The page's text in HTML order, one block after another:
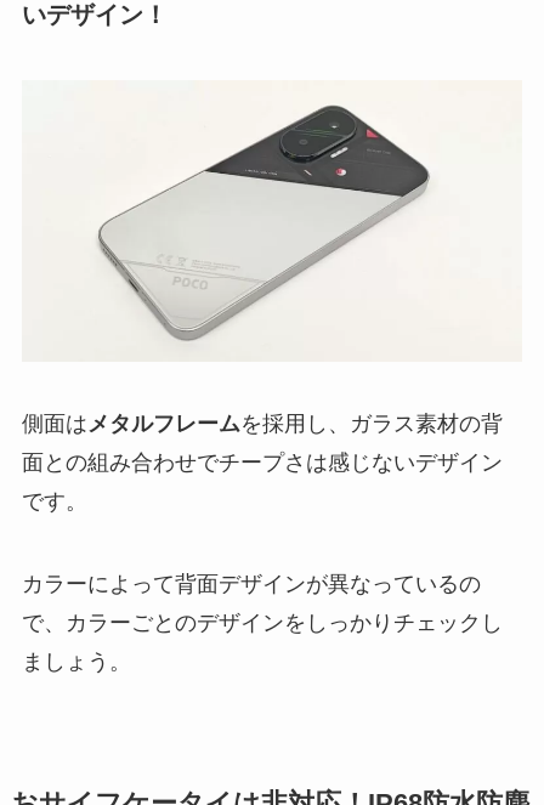
いデザイン！
側面はメタルフレームを採用し、ガラス素材の背
面との組み合わせでチープさは感じないデザイン
です。
カラーによって背面デザインが異なっているの
で、カラーごとのデザインをしっかりチェックし
ましょう。